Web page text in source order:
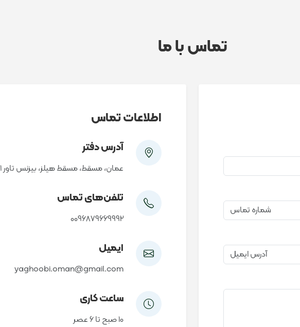
تماس با ما
اطلاعات تماس
آدرس دفتر
عمان، مسقط، مسقط هیلز، بیزنس تاور ۱، طبقه ۱، واحد ۱۱۷
تلفن‌های تماس
0096879669992
ایمیل
yaghoobi.oman@gmail.com
ساعت کاری
10 صبح تا 6 عصر